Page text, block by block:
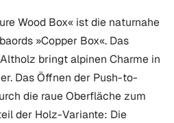
Wood Box« ist die naturnahe
»Copper Box«. Das
bringt alpinen Charme in
Das Öffnen der Push-to-
die raue Oberfläche zum
der Holz-Variante: Die